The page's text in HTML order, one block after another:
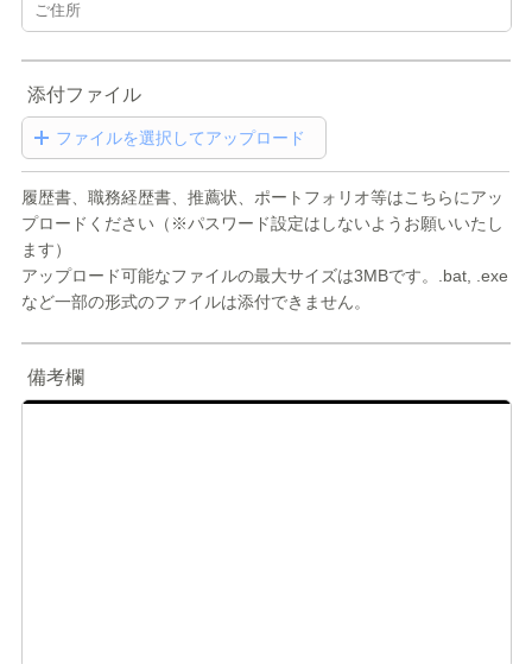
添付ファイル
ファイルを選択してアップロード
履歴書、職務経歴書、推薦状、ポートフォリオ等はこちらにアッ
プロードください（※パスワード設定はしないようお願いいたし
ます）
アップロード可能なファイルの最大サイズは3MBです。.bat, .exe
など一部の形式のファイルは添付できません。
備考欄